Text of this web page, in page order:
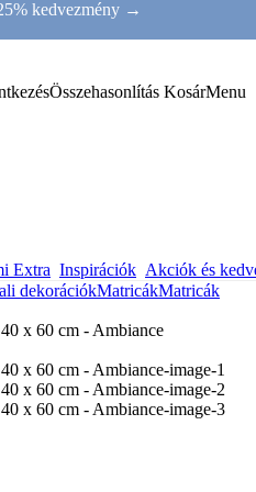
kedvezmény →
Összehasonlítás KosárMenu
Extra Inspirációk Akciók és
dekorációkMatricákMatricák